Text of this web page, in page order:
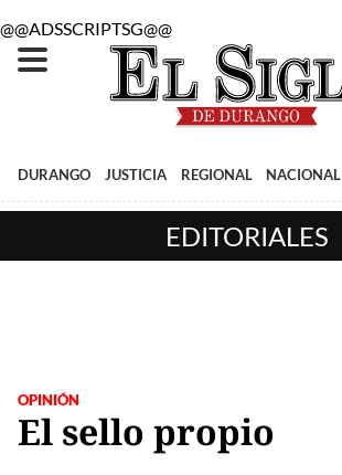
@@ADSSCRIPTSG@@
DURANGO JUSTICIA REGIONAL NACIONAL
EDITORIALES
OPINIÓN
El sello propio